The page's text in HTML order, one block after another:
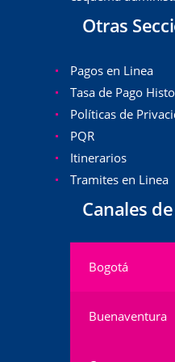
Otras
Pagos en Linea
Tasa de Pago
Políticas de
PQR
Itinerarios
Tramites en Linea
Canales
Bogotá
Buenaventura